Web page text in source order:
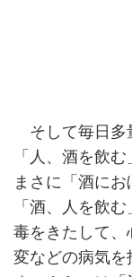
そして毎日多
「人、酒を飲
まさに「酒にお
「酒、人を飲
毒をきたして
変などの病気